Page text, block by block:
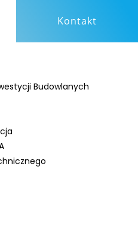
Kontakt
Budowlanych